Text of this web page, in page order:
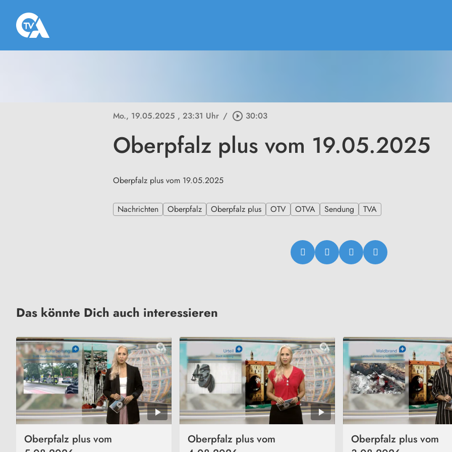
Mo., 19.05.2025 , 23:31 Uhr / play_circle_outline 30:03
Oberpfalz plus vom 19.05.2025
Oberpfalz plus vom 19.05.2025
Nachrichten Oberpfalz Oberpfalz plus OTV OTVA Sendung TVA
Das könnte Dich auch interessieren
Oberpfalz plus vom
Oberpfalz plus vom
Oberpfalz plus vom